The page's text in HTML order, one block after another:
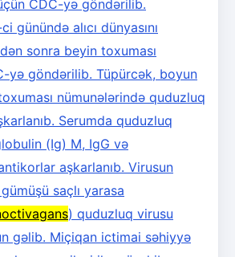
CDC-yə göndərilib.
günündə alıcı dünyasını
sonra beyin toxuması
yə göndərilib. Tüpürcək, boyun
nümunələrində quduzluq
Serumda quduzluq
(Ig) M, IgG və
aşkarlanıb. Virusun
saçlı yarasa
) quduzluq virusu
gəlib. Miçiqan ictimai səhiyyə